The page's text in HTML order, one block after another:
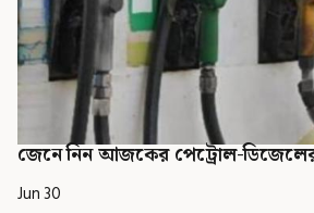
জেনে নিন আজকের পেট্রোল-
Jun 30